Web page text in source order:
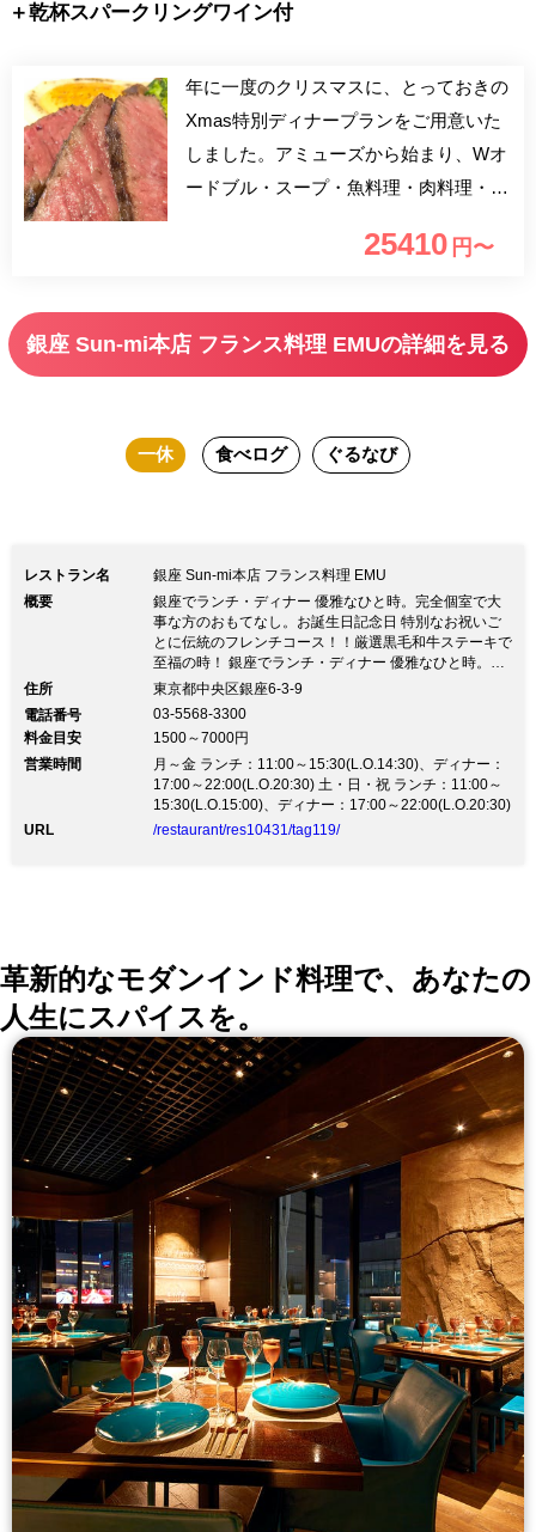
＋乾杯スパークリングワイン付
年に一度のクリスマスに、とっておきの
Xmas特別ディナープランをご用意いた
しました。アミューズから始まり、Wオ
ードブル・スープ・魚料理・肉料理・プ
ルデザート付となります。素敵なひとと
25410 円〜
銀座 Sun‐mi本店 フランス料理 EMUの詳細を見る
一休 食べログ ぐるなび
レストラン名
銀座 Sun‐mi本店 フランス料理 EMU
概要
銀座でランチ・ディナー 優雅なひと時。完全個室で大
事な方のおもてなし。お誕生日記念日 特別なお祝いご
とに伝統のフレンチコース！！厳選黒毛和牛ステーキで
至福の時！ 銀座でランチ・ディナー 優雅なひと時。完
全個室で大事な方のおもてなし。お誕生日記念日 特別
ステーキで至福の時！★１０日間かけて手間暇かけて作
ったデミグラスソース １９７５年 銀座の地に創業。伝
統のフレンチ。王道フレンチ 黒毛和牛のとろける美味
しさは絶品です オマールエビの美味しさもファンが多
いです。 ◆通信販売もしております ■個室（2名様～１
００名様） ■ご用途 記念日 お祝い事 ご法事 親しい方と
社ビル） ご来店の際は一階の受付コンシェルジュにお
声がけください。
住所
東京都中央区銀座6-3-9
電話番号
03-5568-3300
料金目安
1500～7000円
営業時間
月～金 ランチ：11:00～15:30(L.O.14:30)、ディナー：
17:00～22:00(L.O.20:30) 土・日・祝 ランチ：11:00～
15:30(L.O.15:00)、ディナー：17:00～22:00(L.O.20:30)
URL
/restaurant/res10431/tag119/
革新的なモダンインド料理で、あなたの
人生にスパイスを。